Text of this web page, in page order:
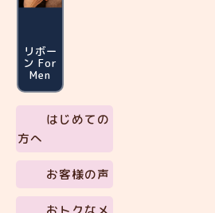
リボー
ン For
Men
はじめての
方へ
お客様の声